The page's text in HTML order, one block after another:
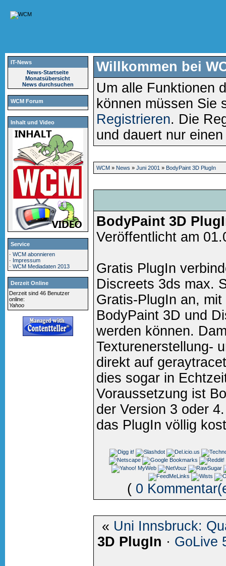
IT-News
News-Startseite
Monatsübersicht
News durchsuchen
WCM Forum
Inhalt und Video
Service
·WCM abonnieren
· Impressum
·WCM Mediadaten 2013
Derzeit Online
Derzeit sind 46 Benutzer
online:
Yahoo
Willkommen bei
Um alle Funktionen
können müssen Sie
Registrieren. Die
und dauert nur
WCM» News » Juni 2001 » BodyPaint 3D PlugIn
BodyPaint 3D
Veröffentlicht am
Gratis PlugIn
Discreets 3ds max.
Gratis-PlugIn an,
BodyPaint 3D und
werden können.
Texturenerstellung-
direkt auf
dies sogar in
Voraussetzung ist
der Version 3 oder
das PlugIn völlig
( 0
« Uni Innsbruck:
3D PlugIn · GoLive